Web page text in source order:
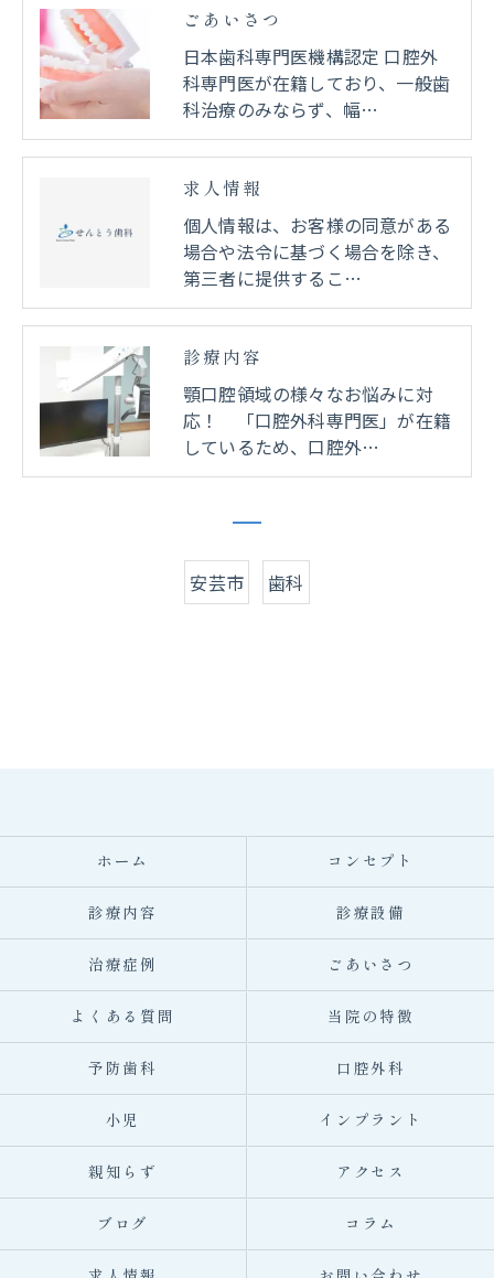
ごあいさつ
日本歯科専門医機構認定 口腔外
科専門医が在籍しており、一般歯
科治療のみならず、幅…
求人情報
個人情報は、お客様の同意がある
場合や法令に基づく場合を除き、
第三者に提供するこ…
診療内容
顎口腔領域の様々なお悩みに対
応！ 「口腔外科専門医」が在籍
しているため、口腔外…
安芸市 歯科
ホーム コンセプト
診療内容 診療設備
治療症例 ごあいさつ
よくある質問 当院の特徴
予防歯科 口腔外科
小児 インプラント
親知らず アクセス
ブログ コラム